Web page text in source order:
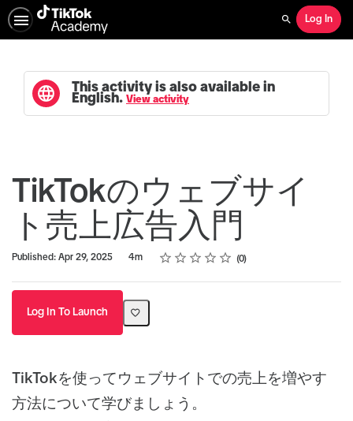
Search
Log In
This activity is also available in
English. View activity
TikTokのウェブサイ
ト売上広告入門
Published: Apr 29, 2025
Duration 4m Rating
1 star
2 stars
3 stars
4 stars
5 stars
Average rating: 0 0
No reviews
Log In To Launch
TikTokを使ってウェブサイトでの売上を増やす
方法について学びましょう。